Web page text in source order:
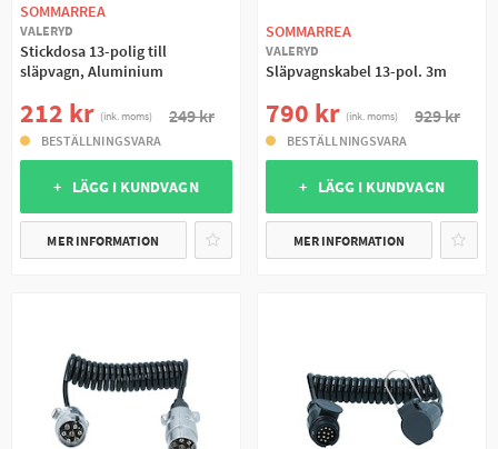
SOMMARREA
VALERYD
Stickdosa 13-polig till
släpvagn, Aluminium
212 kr (ink. moms) 249 kr
BESTÄLLNINGSVARA
+ LÄGG I KUNDVAGN
MER INFORMATION
SOMMARREA
VALERYD
Släpvagnskabel 13-pol. 3m
790 kr (ink. moms) 929 kr
BESTÄLLNINGSVARA
+ LÄGG I KUNDVAGN
MER INFORMATION